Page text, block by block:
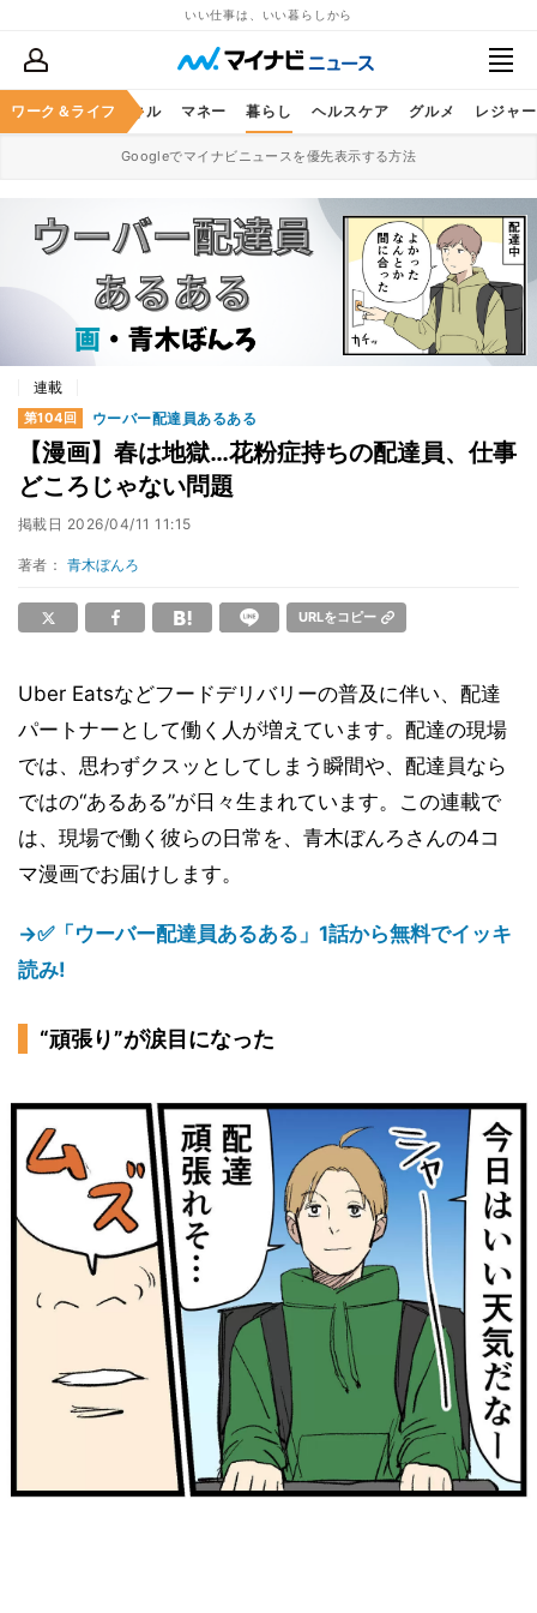
いい仕事は、いい暮らしから
ワーク＆ライフ
ア ビジネススキル マネー 暮らし ヘルスケア グルメ レジャー
Googleでマイナビニュースを優先表示する方法
連載
第104回 ウーバー配達員あるある
【漫画】春は地獄…花粉症持ちの配達員、仕事
どころじゃない問題
掲載日 2026/04/11 11:15
著者： 青木ぼんろ
URLをコピー
Uber Eatsなどフードデリバリーの普及に伴い、配達
パートナーとして働く人が増えています。配達の現場
では、思わずクスッとしてしまう瞬間や、配達員なら
ではの“あるある”が日々生まれています。この連載で
は、現場で働く彼らの日常を、青木ぼんろさんの4コ
マ漫画でお届けします。
→✅「ウーバー配達員あるある」1話から無料でイッキ
読み!
“頑張り”が涙目になった